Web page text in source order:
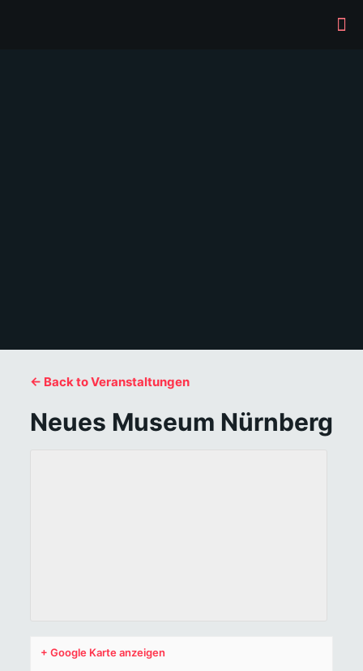
← Back to Veranstaltungen
Neues Museum Nürnberg
+ Google Karte anzeigen